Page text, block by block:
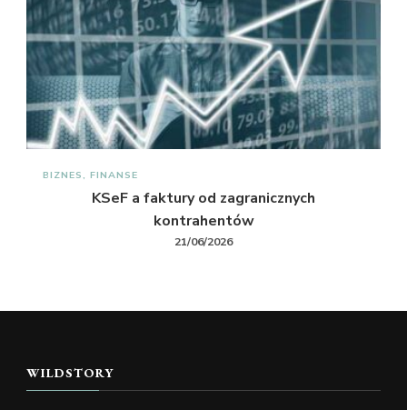
BIZNES, FINANSE
KSeF a faktury od zagranicznych
kontrahentów
21/06/2026
WILDSTORY